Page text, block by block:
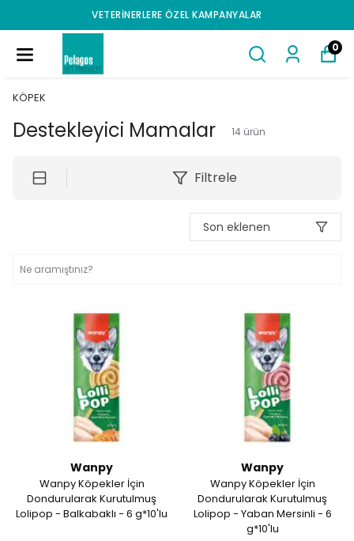
VETERINERLERE ÖZEL KAMPANYALAR
0
KÖPEK
Destekleyici Mamalar 14 ürün
Filtrele
Son eklenen
Wanpy
Wanpy Köpekler İçin
Dondurularak Kurutulmuş
Lolipop - Balkabaklı - 6 g*10'lu
Wanpy
Wanpy Köpekler İçin
Dondurularak Kurutulmuş
Lolipop - Yaban Mersinli - 6
g*10'lu